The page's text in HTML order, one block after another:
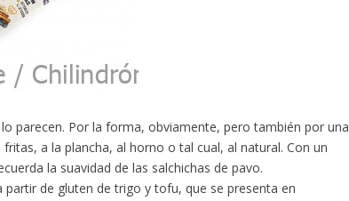
parecen. Por la forma, obviamente, pero también por una
a la plancha, al horno o tal cual, al natural. Con un
la suavidad de las salchichas de pavo.
de gluten de trigo y tofu, que se presenta en